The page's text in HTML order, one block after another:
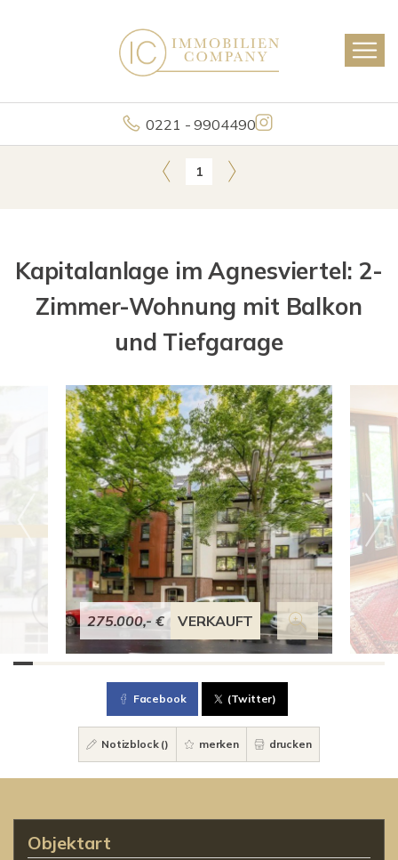
0221 - 9904490
1
Kapitalanlage im Agnesviertel: 2-
Zimmer-Wohnung mit Balkon
und Tiefgarage
275.000,- € VERKAUFT
Facebook (Twitter)
Notizblock () merken drucken
Objektart